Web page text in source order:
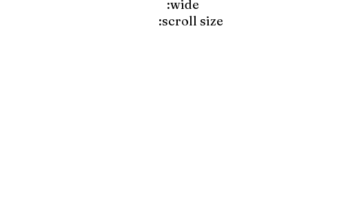
wide:
scroll size: